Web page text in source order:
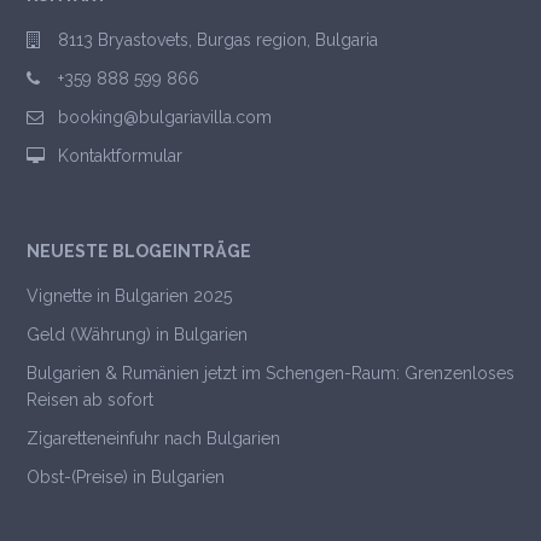
8113 Bryastovets, Burgas region, Bulgaria
+359 888 599 866
booking@bulgariavilla.com
Kontaktformular
NEUESTE BLOGEINTRÄGE
Vignette in Bulgarien 2025
Geld (Währung) in Bulgarien
Bulgarien & Rumänien jetzt im Schengen-Raum: Grenzenloses
Reisen ab sofort
Zigaretteneinfuhr nach Bulgarien
Obst-(Preise) in Bulgarien